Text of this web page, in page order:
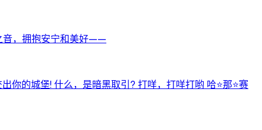
音，拥抱安宁和美好——
你的城堡! 什么，是暗黑取引? 打咩，打咩打哟 哈⭐那⭐赛